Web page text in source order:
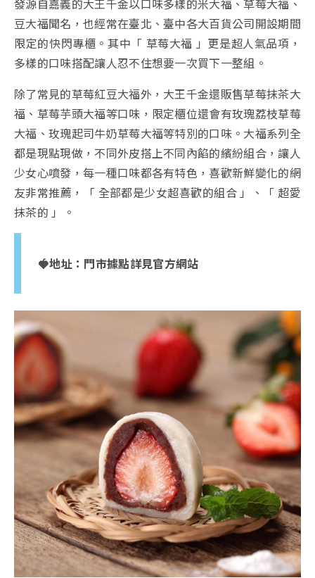
豆大福聞名，也經常在臺北、臺中各大百貨公司開設期間
限定的快閃專櫃。其中「 草莓大福 」更是超人氣品項，
多樣的口味搭配讓人忍不住想要一次買下一整組。
除了常見的草莓紅豆大福外，大王千金還販售草莓抹茶大
福、草莓芋頭大福等口味，限定櫃位還會有玫瑰荔枝草莓
大福、玫瑰起司牛奶草莓大福等特別的口味。大福系列全
都是現點現做，不同外皮搭上不同內餡的繽紛組合，讓人
少女心噴發，每一種口味都各有特色，喜歡新鮮變化的網
友非常推薦，「 全部都是少女超喜歡的組合 」、「 超愛
抹茶的 」。
🍓地址： 門市據點詳見官方網站